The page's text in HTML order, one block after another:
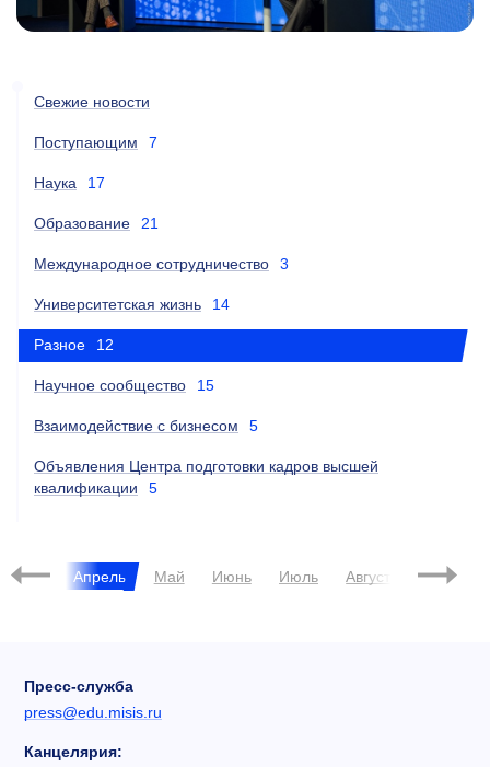
Свежие новости
Поступающим 7
Наука 17
Образование 21
Международное сотрудничество 3
Университетская жизнь 14
Разное 12
Научное сообщество 15
Взаимодействие с бизнесом 5
Объявления Центра подготовки кадров высшей
квалификации
5
Март Апрель Май Июнь Июль Август Сентябрь
Пресс-служба
press@edu.misis.ru
Канцелярия: